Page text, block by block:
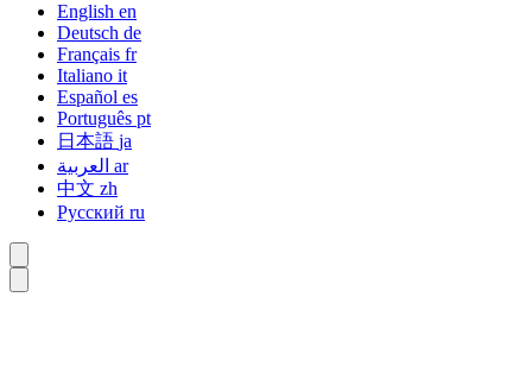
English en
Deutsch de
Français fr
Italiano it
Español es
Português pt
日本語 ja
ar
中文 zh
Русский ru